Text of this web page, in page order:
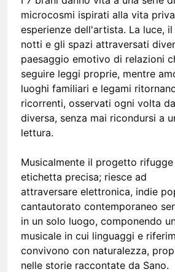
microcosmi ispirati alla vita
esperienze dell'artista. La luce,
notti e gli spazi attraversati
paesaggio emotivo di relazioni
seguire leggi proprie, mentre
luoghi familiari e legami
ricorrenti, osservati ogni volta
diversa, senza mai ricondursi a
lettura.
Musicalmente il progetto rifugge
etichetta precisa; riesce ad
attraversare elettronica, indie
cantautorato contemporaneo
in un solo luogo, componendo
musicale in cui linguaggi e
convivono con naturalezza,
nelle storie raccontate da Sano.